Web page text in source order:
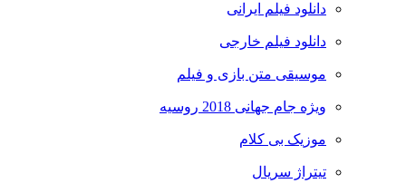
دانلود فیلم ایرانی
دانلود فیلم خارجی
موسیقی متن بازی و فیلم
ویژه جام جهانی 2018 روسیه
موزیک بی کلام
تیتراژ سریال